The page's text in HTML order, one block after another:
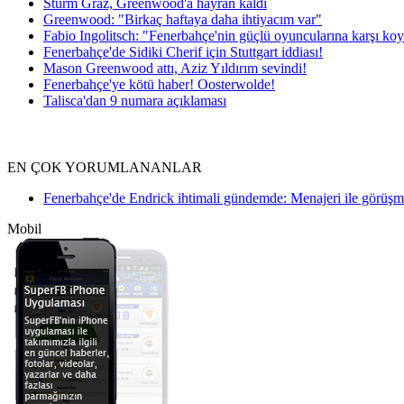
Sturm Graz, Greenwood'a hayran kaldı
Greenwood: "Birkaç haftaya daha ihtiyacım var"
Fabio Ingolitsch: "Fenerbahçe'nin güçlü oyuncularına karşı
Fenerbahçe'de Sidiki Cherif için Stuttgart iddiası!
Mason Greenwood attı, Aziz Yıldırım sevindi!
Fenerbahçe'ye kötü haber! Oosterwolde!
Talisca'dan 9 numara açıklaması
EN ÇOK YORUMLANANLAR
Fenerbahçe'de Endrick ihtimali gündemde: Menajeri ile
Mobil